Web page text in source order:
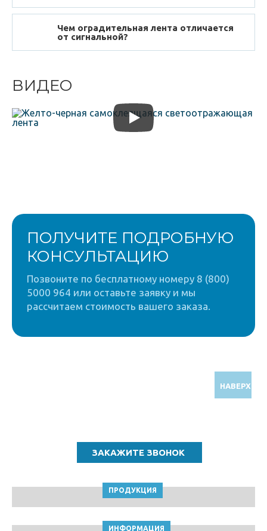
Чем оградительная лента отличается
от сигнальной?
ВИДЕО
ПОЛУЧИТЕ ПОДРОБНУЮ
КОНСУЛЬТАЦИЮ
Позвоните по бесплатному номеру 8 (800)
5000 964 или оставьте заявку и мы
рассчитаем стоимость вашего заказа.
НАВЕРХ
ПРОДУКЦИЯ
ИНФОРМАЦИЯ